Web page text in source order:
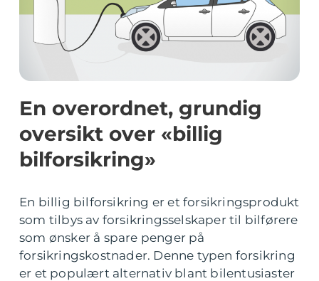
En overordnet, grundig
oversikt over «billig
bilforsikring»
En billig bilforsikring er et forsikringsprodukt
som tilbys av forsikringsselskaper til bilførere
som ønsker å spare penger på
forsikringskostnader. Denne typen forsikring
er et populært alternativ blant bilentusiaster